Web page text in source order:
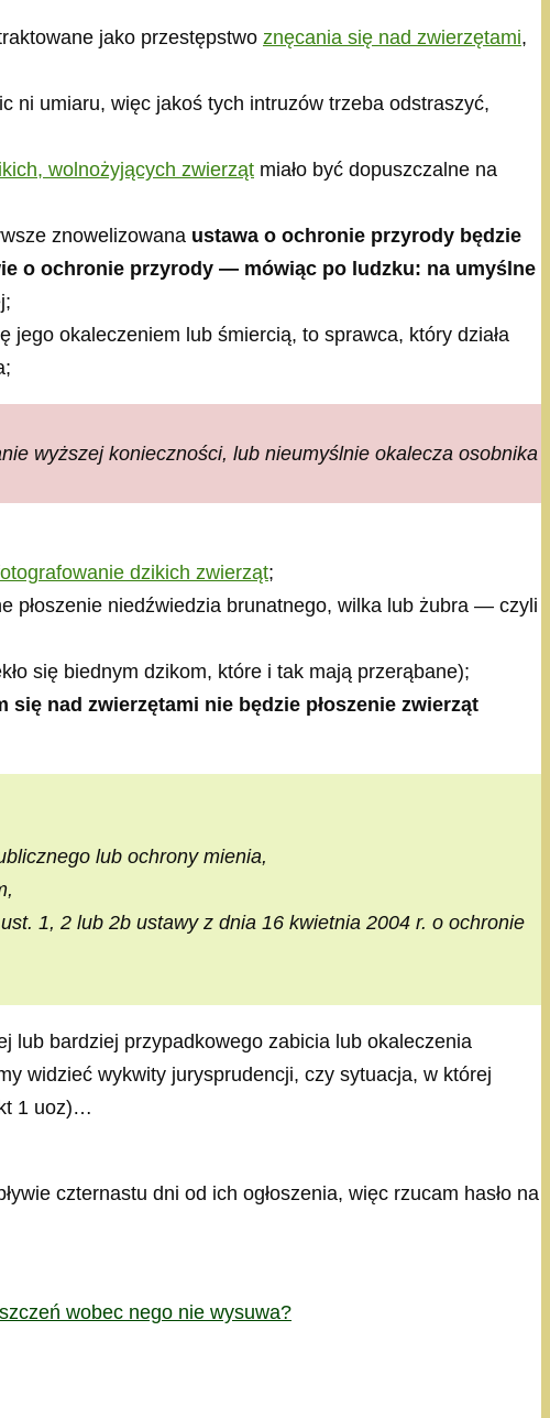
jako przestępstwo znęcania się nad zwierzętami,
ni umiaru, więc jakoś tych intruzów trzeba odstraszyć,
wolnożyjących zwierząt miało być dopuszczalne na
znowelizowana ustawa o ochronie przyrody będzie
o ochronie przyrody — mówiąc po ludzku: na umyślne
jego okaleczeniem lub śmiercią, to sprawca, który działa
wyższej konieczności, lub nieumyślnie okalecza osobnika
dzikich zwierząt;
płoszenie niedźwiedzia brunatnego, wilka lub żubra — czyli
się biednym dzikom, które i tak mają przerąbane);
się nad zwierzętami nie będzie płoszenie zwierząt
lub ochrony mienia,
1, 2 lub 2b ustawy z dnia 16 kwietnia 2004 r. o ochronie
lub bardziej przypadkowego zabicia lub okaleczenia
widzieć wykwity jurysprudencji, czy sytuacja, w której
1 uoz)…
czternastu dni od ich ogłoszenia, więc rzucam hasło na
wobec nego nie wysuwa?